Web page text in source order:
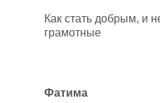
Как стать добрым, и
грамотные
Фатима